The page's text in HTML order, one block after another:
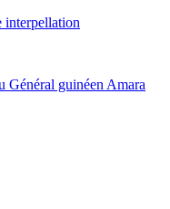
interpellation
Général guinéen Amara